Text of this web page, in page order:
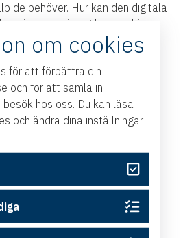
de behöver. Hur kan den digitala
i pandemins kölvatten bidra
hos yrkesverksamma som
och legitimerad psykolog,
universitet
och professor i barn- och
vidLinköpings universitet
länk till sändningen hittar du i
på
om cookies
för att förbättra din
och för att samla in
hos oss. Du kan läsa
och ändra dina inställningar